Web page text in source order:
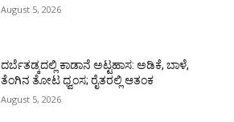
August 5, 2026
ದರ್ಬೆತಡ್ಕದಲ್ಲಿ ಕಾಡಾನೆ ಅಟ್ಟಹಾಸ: ಅಡಿಕೆ, ಬಾಳೆ,
ತೆಂಗಿನ ತೋಟ ಧ್ವಂಸ; ರೈತರಲ್ಲಿ ಆತಂಕ
August 5, 2026